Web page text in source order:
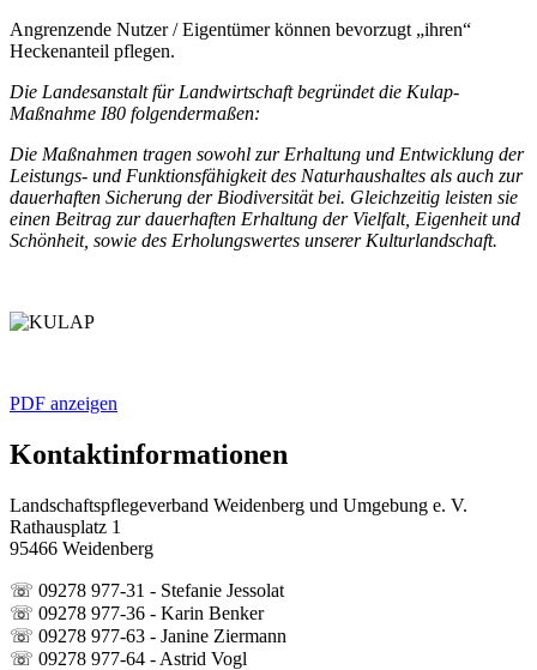
Angrenzende Nutzer / Eigentümer können bevorzugt „ihren“
Heckenanteil pflegen.
Die Landesanstalt für Landwirtschaft begründet die Kulap-
Maßnahme I80 folgendermaßen:
Die Maßnahmen tragen sowohl zur Erhaltung und Entwicklung der
Leistungs- und Funktionsfähigkeit des Naturhaushaltes als auch zur
dauerhaften Sicherung der Biodiversität bei. Gleichzeitig leisten sie
einen Beitrag zur dauerhaften Erhaltung der Vielfalt, Eigenheit und
Schönheit, sowie des Erholungswertes unserer Kulturlandschaft.
PDF anzeigen
Kontaktinformationen
Landschaftspflegeverband Weidenberg und Umgebung e. V.
Rathausplatz 1
95466 Weidenberg
☏ 09278 977-31 - Stefanie Jessolat
☏ 09278 977-36 - Karin Benker
☏ 09278 977-63 - Janine Ziermann
☏ 09278 977-64 - Astrid Vogl